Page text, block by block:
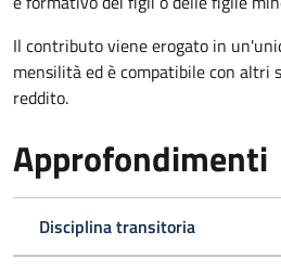
Il contributo viene erogato in
mensilità ed è compatibile con altri
reddito.
Approfondimenti
Disciplina transitoria